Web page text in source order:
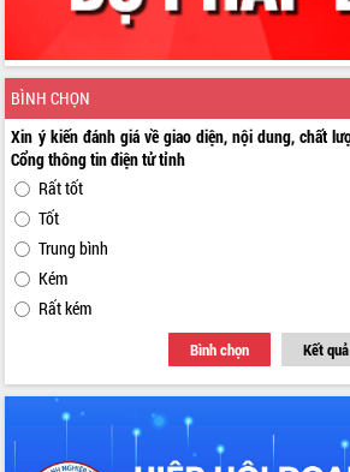
BÌNH CHỌN
Xin ý kiến đánh giá về giao diện, nội dung, chất
Cổng thông tin điện tử tỉnh
Rất tốt
Tốt
Trung bình
Kém
Rất kém
Bình chọn Kết quả